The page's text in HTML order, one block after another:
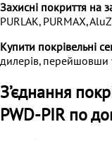
Захисні покриття на
PURLAK, PURMAX,
Купити покрівельні
дилерів, перейшовши
З’єднання
PWD-PIR по